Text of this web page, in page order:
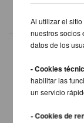
Al utilizar el
nuestros socios
datos de los
- Cookies
habilitar las
un servicio
- Cookies de